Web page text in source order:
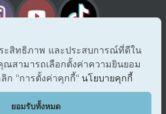
ะประพฤติมิชอบ
ไลน์ สำนักงาน ป.ป.ช.
/แจ้งเบาะแส สำนักงาน ป.ป.ท.
วามคิดเห็น/ข้อเสนอแนะ
ระสิทธิภาพ และประสบการณ์ที่ดีใน
ณสามารถเลือกตั้งค่าความยินยอม
ก "การตั้งค่าคุกกี้" นโยบายคุกกี้
ยอมรับทั้งหมด